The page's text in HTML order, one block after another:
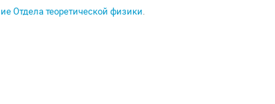
Отдела теоретической физики.